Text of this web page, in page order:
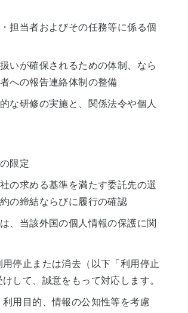
担当者およびその任務等に係る個
いが確保されるための体制、なら
への報告連絡体制の整備
な研修の実施と、関係法令や個人
限定
の求める基準を満たす委託先の選
の締結ならびに履行の確認
、当該外国の個人情報の保護に関
停止または消去（以下「利用停止
して、誠意をもって対応します。
用目的、情報の公知性等を考慮